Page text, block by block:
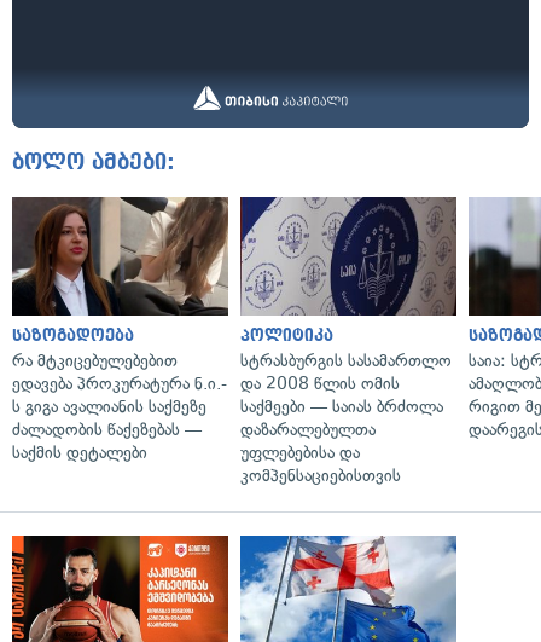
ბოლო ამბები:
საზოგადოება
რა მტკიცებულებებით
ედავება პროკურატურა ნ.ი.-
ს გიგა ავალიანის საქმეზე
ძალადობის წაქეზებას —
საქმის დეტალები
პოლიტიკა
სტრასბურგის სასამართლო
და 2008 წლის ომის
საქმეები — საიას ბრძოლა
დაზარალებულთა
უფლებებისა და
კომპენსაციებისთვის
საია:
რიგით